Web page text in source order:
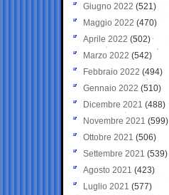
Giugno 2022 (521)
Maggio 2022 (470)
Aprile 2022 (502)
Marzo 2022 (542)
Febbraio 2022 (494)
Gennaio 2022 (510)
Dicembre 2021 (488)
Novembre 2021 (599)
Ottobre 2021 (506)
Settembre 2021 (539)
Agosto 2021 (423)
Luglio 2021 (577)